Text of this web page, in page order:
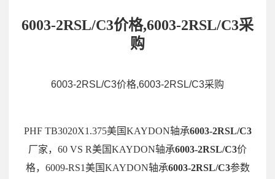
6003-2RSL/C3价格,6003-2RSL/C3采
购
6003-2RSL/C3价格,6003-2RSL/C3采购
PHF TB3020X1.375美国KAYDON轴承6003-2RSL/C3
厂家，60 VS R美国KAYDON轴承6003-2RSL/C3价
格，6009-RS1美国KAYDON轴承6003-2RSL/C3参数